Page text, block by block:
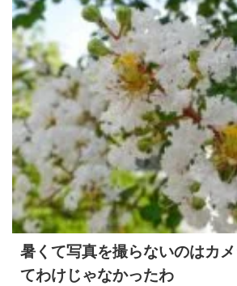
暑くて写真を撮らないのはカ
てわけじゃなかったわ